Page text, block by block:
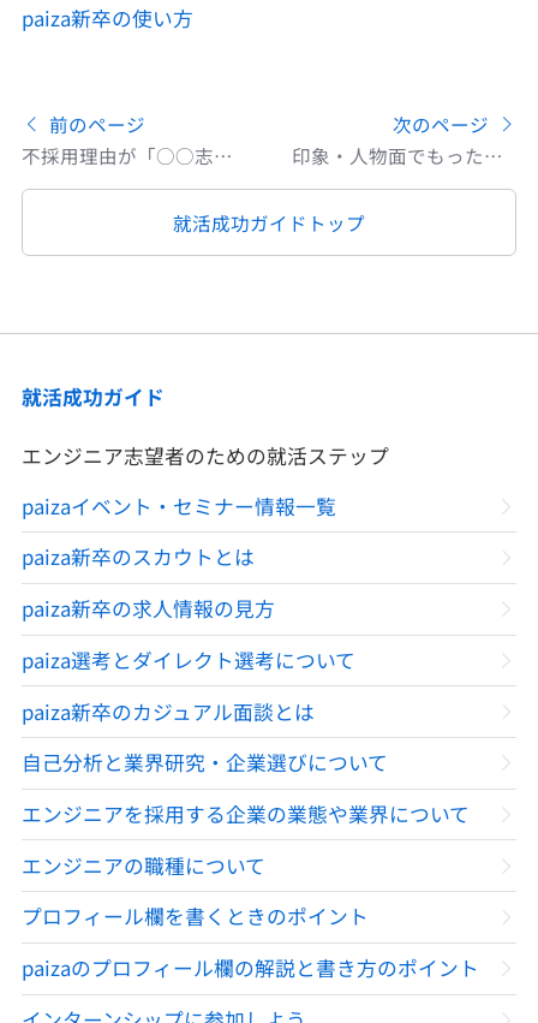
paiza新卒の使い方
前のページ
不採用理由が「○○志向（マインド）が足りない」な人の対策
次のページ
印象・人物面でもったいない落選をしないための対策
就活成功ガイドトップ
就活成功ガイド
エンジニア志望者のための就活ステップ
paizaイベント・セミナー情報一覧
paiza新卒のスカウトとは
paiza新卒の求人情報の見方
paiza選考とダイレクト選考について
paiza新卒のカジュアル面談とは
自己分析と業界研究・企業選びについて
エンジニアを採用する企業の業態や業界について
エンジニアの職種について
プロフィール欄を書くときのポイント
paizaのプロフィール欄の解説と書き方のポイント